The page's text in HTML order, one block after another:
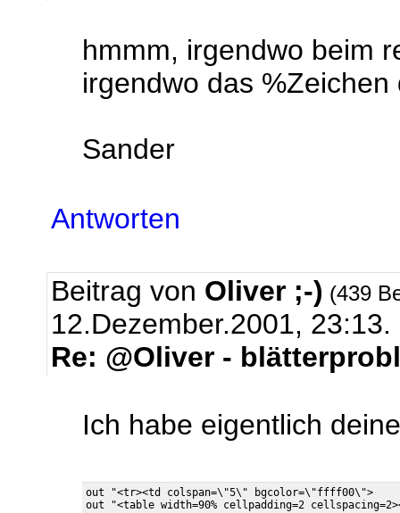
hmmm, irgendwo beim
irgendwo das %Zeichen
Sander
Antworten
Beitrag von Oliver ;-) (439
12.Dezember.2001, 23:13.
Re: @Oliver -
Ich habe eigentlich
out "<tr><td colspan=\"5\" bgcolor=\"ffff00\">
out "<table width=90% cellpadding=2